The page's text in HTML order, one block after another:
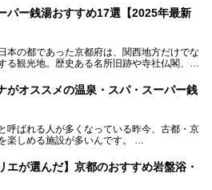
するのは西地区に今も残る2軒の銭湯「日の
湯」。いずれも国の登録有形文化財に指定さ
物でありながら、今も現役のお風呂屋さんで
で働く人々を支えてきたこの2軒の銭湯とと
府舞鶴市のPR記事です。
パー銭湯おすすめ17選【2025年最新
本の都であった京都府は、関西地方だけでな
る観光地。歴史ある名所旧跡や寺社仏閣、そ
京都府で2025年現在おすすめのスーパー銭
。
分を満喫できる温泉施設まで、好みのスーパ
みてくださいね。
がオススメの温泉・スパ・スーパー銭
呼ばれる人が多くなっている昨今、古都・京
楽しめる施設が多いんです。
ウナを探すのもいいですが、さまざまなサウ
たいですよね。
エが選んだ】京都のおすすめ岩盤浴・